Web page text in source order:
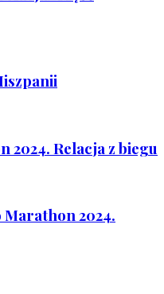
2024. Relacja z biegu
Marathon 2024.